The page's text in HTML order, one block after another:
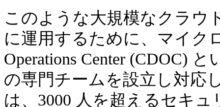
このような大規模なクラウ
に運用するために、マイク
Operations Center (CDOC)
の専門チームを設立し対応
は、3000 人を超えるセキ